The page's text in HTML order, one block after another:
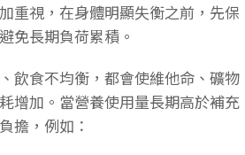
重視，在身體明顯失衡之前，先保
免長期負荷累積。
飲食不均衡，都會使維他命、礦物
增加。當營養使用量長期高於補充
擔，例如：